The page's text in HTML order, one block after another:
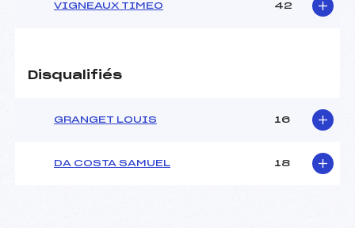
VIGNEAUX TIMEO 42
Disqualifiés
GRANGET LOUIS 16
DA COSTA SAMUEL 18